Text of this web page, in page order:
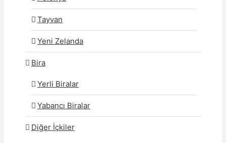
Tayvan
Yeni Zelanda
Bira
Yerli Biralar
Yabancı Biralar
Diğer İçkiler